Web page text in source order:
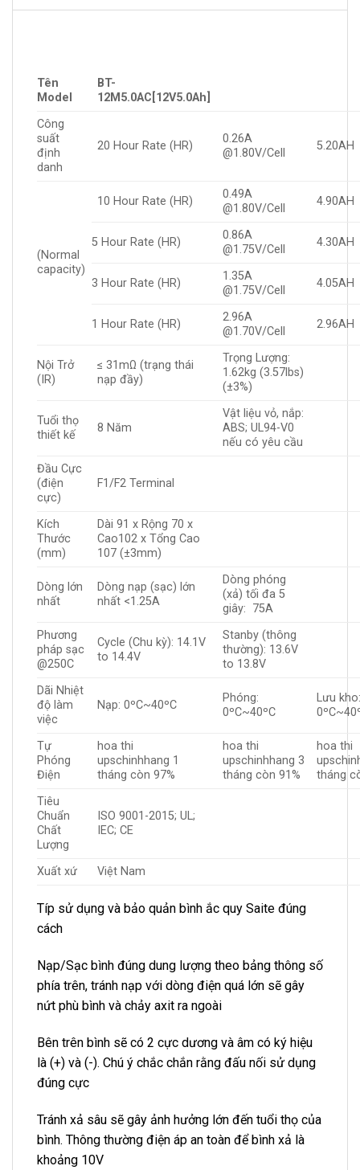
Tên
Model
BT-
12M5.0AC[12V5.0Ah]
Công
suất
định
danh
20 Hour Rate (HR)
0.26A
@1.80V/Cell
5.20AH
(Normal
capacity)
10 Hour Rate (HR)
0.49A
@1.80V/Cell
4.90AH
5 Hour Rate (HR)
0.86A
@1.75V/Cell
4.30AH
3 Hour Rate (HR)
1.35A
@1.75V/Cell
4.05AH
1 Hour Rate (HR)
2.96A
@1.70V/Cell
2.96AH
Nội Trở
(IR)
≤ 31mΩ (trạng thái
nạp đầy)
Trọng Lượng:
1.62kg (3.57lbs)
(±3%)
Tuổi thọ
thiết kế
8 Năm
Vật liệu vỏ, nắp:
ABS; UL94-V0
nếu có yêu cầu
Đầu Cực
(điện
cực)
F1/F2 Terminal
Kích
Thước
(mm)
Dài 91 x Rộng 70 x
Cao102 x Tổng Cao
107 (±3mm)
Dòng lớn
nhất
Dòng nạp (sạc) lớn
nhất <1.25A
Dòng phóng
(xả) tối đa 5
giây: 75A
Phương
pháp sạc
@250C
Cycle (Chu kỳ): 14.1V
to 14.4V
Stanby (thông
thường): 13.6V
to 13.8V
Dãi Nhiệt
độ làm
việc
Nạp: 0ºC~40ºC
Phóng:
0ºC~40ºC
Lưu
Tự
Phóng
Điện
hoa thi
upschinhhang 1
tháng còn 97%
hoa thi
upschinhhang 3
tháng còn 91%
hoa thi
tháng
Tiêu
Chuẩn
Chất
Lượng
ISO 9001-2015; UL;
IEC; CE
Xuất xứ Việt Nam
Típ sử dụng và bảo quản bình ắc quy Saite đúng
cách
Nạp/Sạc bình đúng dung lượng theo bảng thông số
phía trên, tránh nạp với dòng điện quá lớn sẽ gây
nứt phù bình và chảy axit ra ngoài
Bên trên bình sẽ có 2 cực dương và âm có ký hiệu
là (+) và (-). Chú ý chắc chắn rằng đấu nối sử dụng
đúng cực
Tránh xả sâu sẽ gây ảnh hưởng lớn đến tuổi thọ của
bình. Thông thường điện áp an toàn để bình xả là
khoảng 10V